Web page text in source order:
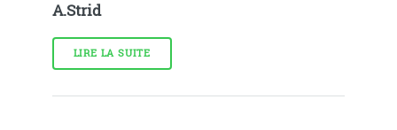
A.Strid
LIRE LA SUITE